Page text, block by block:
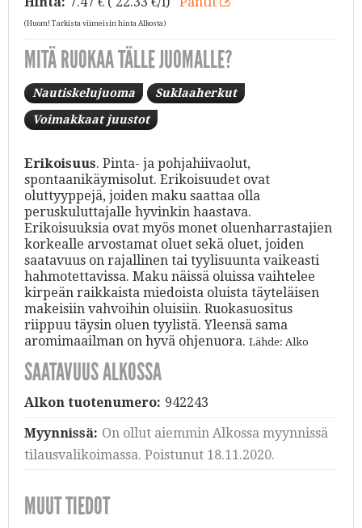
(Huom! Tarkista viimeisin hinta Alkosta)
MITÄ RUOKAA TÄLLE JUOMALLE?
Nautiskelujuoma Suklaaherkut
Voimakkaat juustot
Erikoisuus. Pinta- ja pohjahiivaolut,
spontaanikäymisolut. Erikoisuudet ovat
oluttyyppejä, joiden maku saattaa olla
peruskuluttajalle hyvinkin haastava.
Erikoisuuksia ovat myös monet oluenharrastajien
korkealle arvostamat oluet sekä oluet, joiden
saatavuus on rajallinen tai tyylisuunta vaikeasti
hahmotettavissa. Maku näissä oluissa vaihtelee
kirpeän raikkaista miedoista oluista täyteläisen
makeisiin vahvoihin oluisiin. Ruokasuositus
riippuu täysin oluen tyylistä. Yleensä sama
aromimaailman on hyvä ohjenuora. Lähde: Alko
SAATAVUUS ALKOSSA
Alkon tuotenumero: 942243
Myynnissä: On ollut aiemmin Alkossa myynnissä
tilausvalikoimassa. Poistunut 18.11.2020.
MUUT TIEDOT